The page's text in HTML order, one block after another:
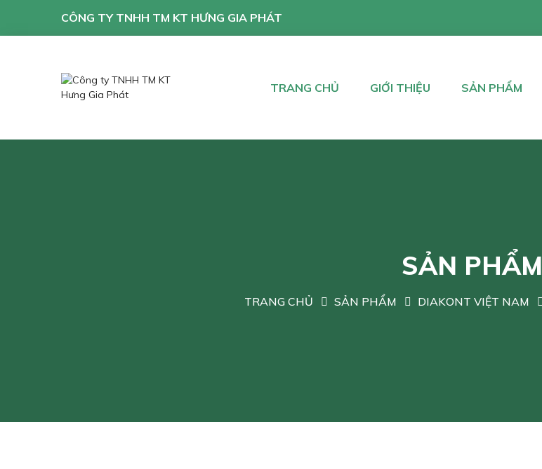
CÔNG TY TNHH TM KT HƯNG GIA PHÁT
TRANG CHỦ GIỚI THIỆU SẢN PHẨM
SẢN PHẨM
TRANG CHỦ SẢN PHẨM DIAKONT VIỆT NAM